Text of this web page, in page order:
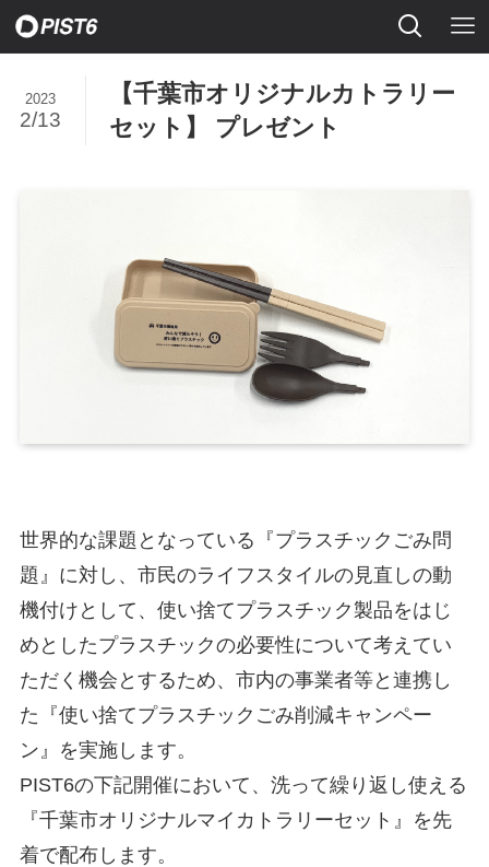
【千葉市オリジナルカトラリー
セット】 プレゼント
2023
2/13
世界的な課題となっている『プラスチックごみ問
題』に対し、市民のライフスタイルの見直しの動
機付けとして、使い捨てプラスチック製品をはじ
めとしたプラスチックの必要性について考えてい
ただく機会とするため、市内の事業者等と連携し
た『使い捨てプラスチックごみ削減キャンペー
ン』を実施します。
PIST6の下記開催において、洗って繰り返し使える
『千葉市オリジナルマイカトラリーセット』を先
着で配布します。